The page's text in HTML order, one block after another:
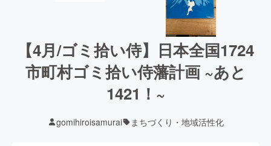
【4月/ゴミ拾い侍】日本全国1724
市町村ゴミ拾い侍藩計画 ~あと
1421！~
gomihiroisamurai まちづくり・地域活性化